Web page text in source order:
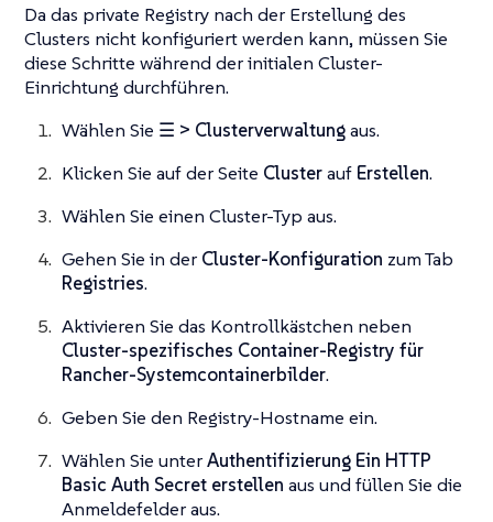
Da das private Registry nach der Erstellung des
Clusters nicht konfiguriert werden kann, müssen Sie
diese Schritte während der initialen Cluster-
Einrichtung durchführen.
Wählen Sie ☰ > Clusterverwaltungaus.
Klicken Sie auf der Seite Clusterauf Erstellen.
Wählen Sie einen Cluster-Typ aus.
Gehen Sie in der Cluster-Konfiguration zum Tab
Registries.
Aktivieren Sie das Kontrollkästchen neben
Cluster-spezifisches Container-Registry für
Rancher-Systemcontainerbilder.
Geben Sie den Registry-Hostname ein.
Wählen Sie unterAuthentifizierung Ein HTTP
Basic Auth Secret erstellen aus und füllen Sie die
Anmeldefelder aus.